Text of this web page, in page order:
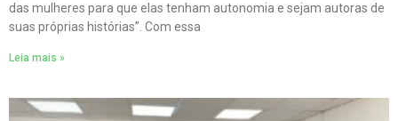
das mulheres para que elas tenham autonomia e sejam autoras de
suas próprias histórias”. Com essa
Leia mais »